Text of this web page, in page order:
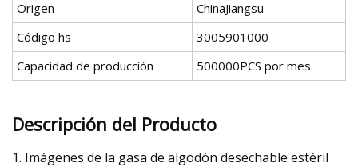
Origen
ChinaJiangsu
Código hs
3005901000
Capacidad de producción
500000PCS por mes
Descripción del Producto
1. Imágenes de la gasa de algodón desechable estéril